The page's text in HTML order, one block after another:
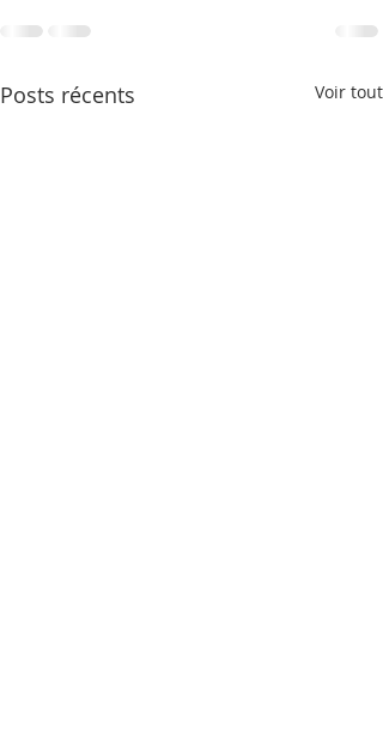
Posts récents Voir tout